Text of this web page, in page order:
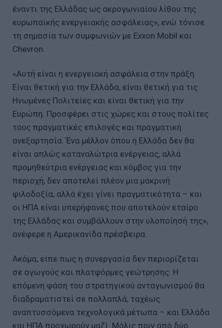
έναντι της Ελλάδας ως ακρογωνιαίου λίθου της
ευρωπαϊκής ενεργειακής ασφάλειας», ενώ τόνισε
τη σημασία των συμφωνιών με Exxon Mobil και
Chevron.
«Αυτή είναι η ενεργειακή ασφάλεια στην πράξη.
Είναι θετική για την Ελλάδα, είναι θετική για τις
Ηνωμένες Πολιτείες και είναι θετική για την
Ευρώπη. Προσφέρει στις χώρες και στους πολίτες
τους πραγματικές επιλογές και πραγματική
ανεξαρτησία. Ένα μέλλον όπου η Ελλάδα δεν θα
είναι απλώς καταναλώτρια ενέργειας, αλλά
προμηθεύτρια ενέργειας και κόμβος για την
περιοχή, δεν αποτελεί πλέον μια μακρινή
φιλοδοξία, αλλά έχει γίνει πραγματικότητα – και
οι ΗΠΑ είναι υπερήφανες που αποτελούν εταίρο
της Ελλάδας και συμβάλλουν στην υλοποίησή της»,
ανέφερε η Αμερικανίδα πρέσβειρα.
Ακόμα, είπε πως η συνεργασία δεν περιορίζεται
σε αγωγούς και πλατφόρμες γεώτρησης. Η
επόμενη φάση του στρατηγικού ανταγωνισμού θα
διαδραματιστεί σε πολλαπλά, ταχέως
αναπτυσσόμενα τεχνολογικά μέτωπα – και Ελλάδα
και ΗΠΑ προχωρούν μαζί. Μόλις πριν από δύο